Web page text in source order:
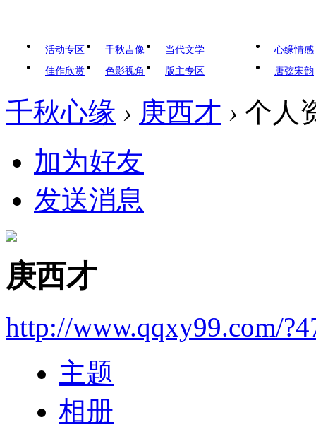
活动专区 千秋吉像
当代文学
佳作欣赏
色影视角 版主专区
心缘情感
唐弦宋韵
千秋心缘 › 庚西才 › 个人
加为好友
发送消息
庚西才
http://www.qqxy99.com/
主题
相册